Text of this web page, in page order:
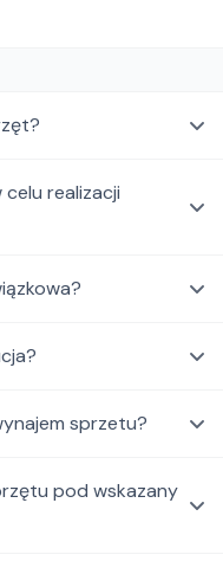
realizacji
sprzetu?
pod wskazany